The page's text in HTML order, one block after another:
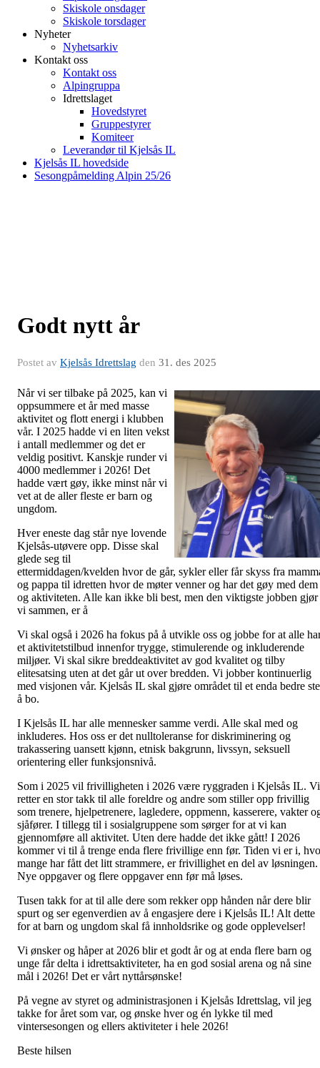
Skiskole onsdager
Skiskole torsdager
Nyheter
Nyhetsarkiv
Kontakt oss
Kontakt oss
Alpingruppa
Idrettslaget
Hovedstyret
Gruppestyrer
Komiteer
Leverandør til Kjelsås IL
Kjelsås IL hovedside
Sesongpåmelding Alpin 25/26
Godt nytt år
Postet av Kjelsås Idrettslag den 31. des 2025
Når vi ser tilbake på 2025, kan vi
oppsummere et år med masse
aktivitet og flott energi i klubben
vår. I 2025 hadde vi en liten vekst
i antall medlemmer og det er
veldig positivt. Kanskje runder vi
4000 medlemmer i 2026! Det
hadde vært gøy, ikke minst når vi
vet at de aller fleste er barn og
ungdom.
Hver eneste dag står nye lovende
Kjelsås-utøvere opp. Disse skal
glede seg til
ettermiddagen/kvelden hvor de går, sykler eller får skyss fra
og pappa til idretten hvor de møter venner og har det gøy med dem
og aktiviteten. Alle kan ikke bli best, men den viktigste jobben gjør
vi sammen, er å
Vi skal også i 2026 ha fokus på å utvikle oss og jobbe for at alle
et aktivitetstilbud innenfor trygge, stimulerende og inkluderende
miljøer. Vi skal sikre breddeaktivitet av god kvalitet og tilby
elitesatsing uten at det går ut over bredden. Vi jobber kontinuerlig
med visjonen vår. Kjelsås IL skal gjøre området til et enda bedre
å bo.
I Kjelsås IL har alle mennesker samme verdi. Alle skal med og
inkluderes. Hos oss er det nulltoleranse for diskriminering og
trakassering uansett kjønn, etnisk bakgrunn, livssyn, seksuell
orientering eller funksjonsnivå.
Som i 2025 vil frivilligheten i 2026 være ryggraden i Kjelsås IL. Vi
retter en stor takk til alle foreldre og andre som stiller opp frivillig
som trenere, hjelpetrenere, lagledere, oppmenn, kasserere, vakter
sjåfører. I tillegg til i sosialgruppene som sørger for at vi kan
gjennomføre all aktivitet. Uten dere hadde det ikke gått! I 2026
kommer vi til å trenge enda flere frivillige enn før. Tiden vi er i,
mange har fått det litt strammere, er frivillighet en del av løsningen.
Nye oppgaver og flere oppgaver enn før må løses.
Tusen takk for at til alle dere som rekker opp hånden når dere blir
spurt og ser egenverdien av å engasjere dere i Kjelsås IL! Alt dette
for at barn og ungdom skal få innholdsrike og gode opplevelser!
Vi ønsker og håper at 2026 blir et godt år og at enda flere barn og
unge får delta i idrettsaktiviteter, ha en god sosial arena og nå sine
mål i 2026! Det er vårt nyttårsønske!
På vegne av styret og administrasjonen i Kjelsås Idrettslag, vil jeg
takke for året som var, og ønske hver og én lykke til med
vintersesongen og ellers aktiviteter i hele 2026!
Beste hilsen